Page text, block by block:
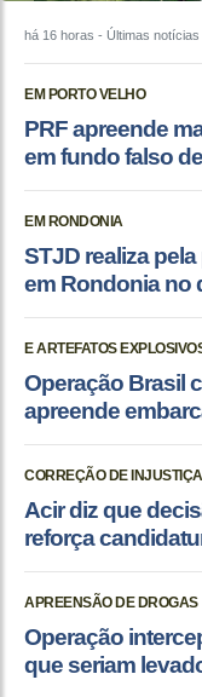
há 16 horas - Últimas notícias
EM PORTO VELHO
PRF apreende
em fundo falso
EM RONDONIA
STJD realiza
em Rondonia no
E ARTEFATOS
Operação Brasil
apreende
CORREÇÃO DE INJUSTIÇA
Acir diz que
reforça
APREENSÃO DE DROGAS
Operação
que seriam